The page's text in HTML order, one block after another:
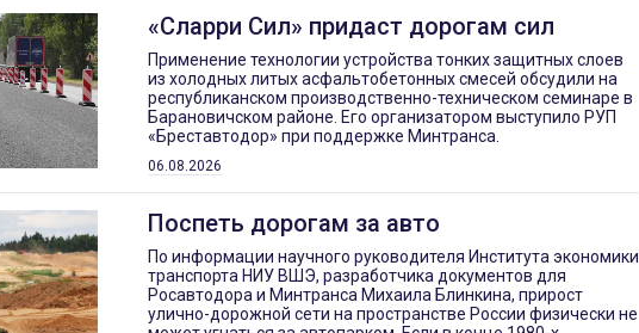
«Сларри Сил» придаст дорогам сил
Применение технологии устройства тонких защитных слоев
из холодных литых асфальтобетонных смесей обсудили на
республиканском производственно-техническом семинаре в
Барановичском районе. Его организатором выступило РУП
«Бреставтодор» при поддержке Минтранса.
06.08.2026
Поспеть дорогам за авто
По информации научного руководителя Института экономики
транспорта НИУ ВШЭ, разработчика документов для
Росавтодора и Минтранса Михаила Блинкина, прирост
улично-дорожной сети на пространстве России физически не